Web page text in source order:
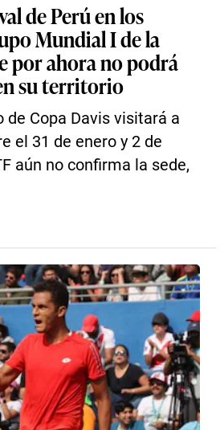
de Perú en los
Mundial I de la
por ahora no podrá
su territorio
de Copa Davis visitará a
el 31 de enero y 2 de
aún no confirma la sede,